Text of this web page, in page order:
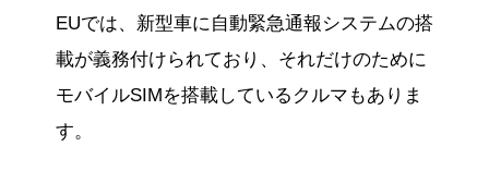
EUでは、新型車に自動緊急通報システムの搭
載が義務付けられており、それだけのために
モバイルSIMを搭載しているクルマもありま
す。